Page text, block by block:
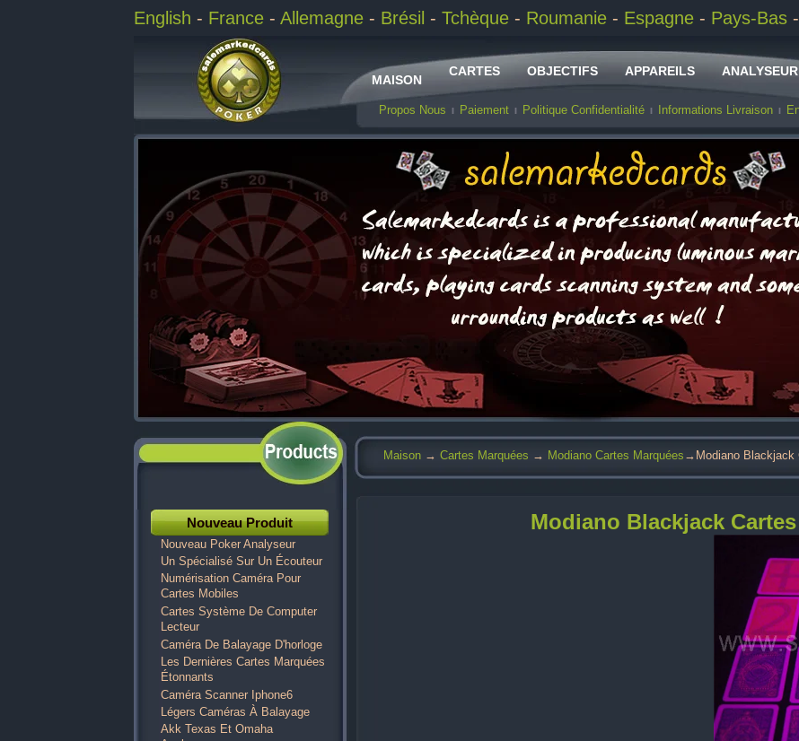
English - France - Allemagne - Brésil - Tchèque - Roumanie - Espagne - Pays-Bas -
MAISON
CARTES OBJECTIFS APPAREILS ANALYSEUR
Propos Nous Paiement Politique Confidentialité Informations Livraison
Maison → Cartes Marquées → Modiano Cartes Marquées →Modiano Blackjack
Nouveau Produit
Nouveau Poker Analyseur
Un Spécialisé Sur Un Écouteur
Numérisation Caméra Pour
Cartes Mobiles
Cartes Système De Computer
Lecteur
Caméra De Balayage D'horloge
Les Dernières Cartes Marquées
Étonnants
Caméra Scanner Iphone6
Légers Caméras À Balayage
Akk Texas Et Omaha
Modiano Blackjack